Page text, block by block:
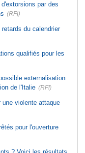
par des
(RFI)
du calendrier
qualifiés pour les
externalisation
de l'Italie (RFI)
une violente attaque
pour l'ouverture